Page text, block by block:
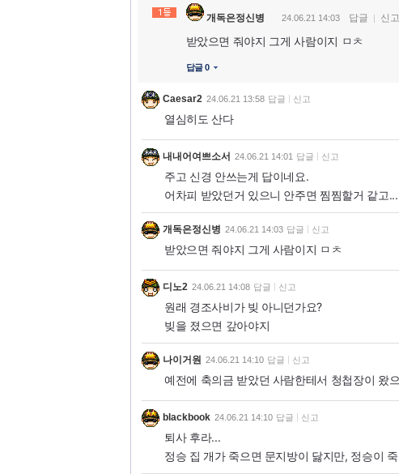
개독은정신병 24.06.21 14:03 답글 신고
받았으면 줘야지 그게 사람이지 ㅁㅊ
답글 0
Caesar2 24.06.21 13:58 답글 신고
열심히도 산다
내내어여쁘소서 24.06.21 14:01 답글 신고
주고 신경 안쓰는게 답이네요.
어차피 받았던거 있으니 안주면 찜찜할거 같고...
개독은정신병 24.06.21 14:03 답글 신고
받았으면 줘야지 그게 사람이지 ㅁㅊ
디노2 24.06.21 14:08 답글 신고
원래 경조사비가 빚 아니던가요?
빚을 졌으면 갚아야지
나이거원 24.06.21 14:10 답글 신고
예전에 축의금 받았던 사람한테서 청첩장이 왔
blackbook 24.06.21 14:10 답글 신고
퇴사 후라...
정승 집 개가 죽으면 문지방이 닳지만, 정승이